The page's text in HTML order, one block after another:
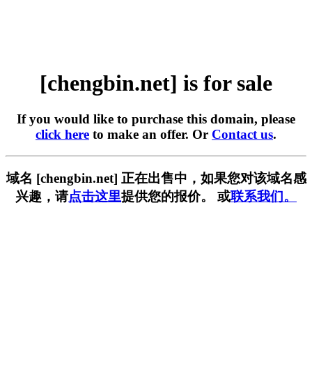
[chengbin.net] is for sale
If you would like to purchase this domain, please
click here to make an offer. Or Contact us.
域名 [chengbin.net] 正在出售中，如果您对该域名感
兴趣，请点击这里提供您的报价。 或联系我们。